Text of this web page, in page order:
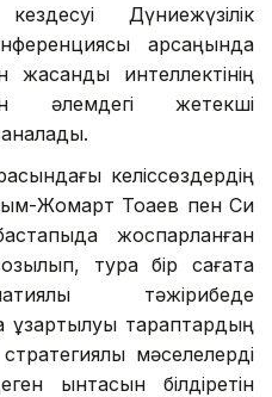
Дүниежүзілік
қарсаңында
жасанды интеллектінің
әлемдегі жетекші
келіссөздердің
Жомарт Тоқаев пен Си
жоспарланған
тура бір сағатқа
тәжірибеде
ұзартылуы тараптардың
мәселелерді
ынтасын білдіретін